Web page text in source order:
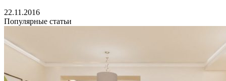
22.11.2016
Популярные статьи